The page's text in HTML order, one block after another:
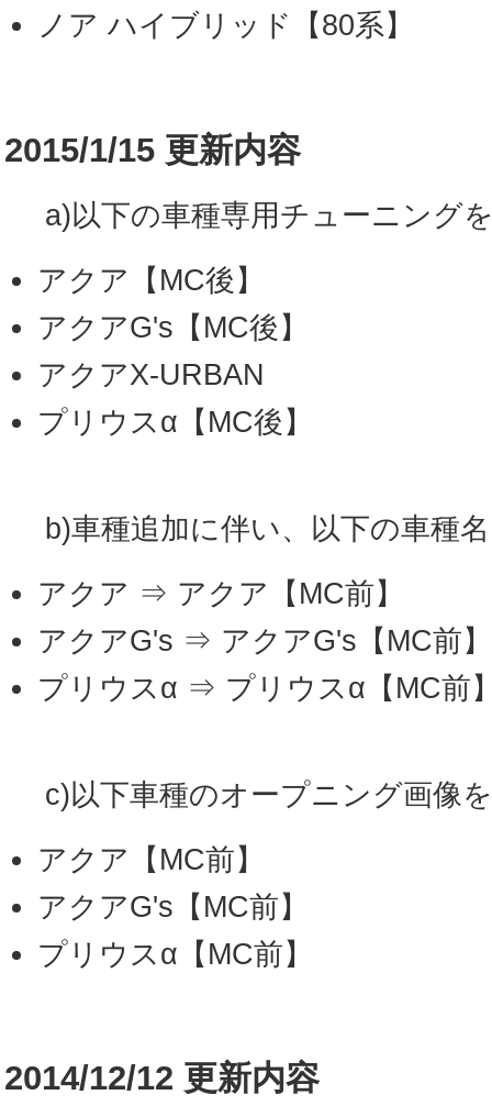
ノア ハイブリッド【80系】
2015/1/15 更新内容
a)以下の車種専用チューニング
アクア【MC後】
アクアG's【MC後】
アクアX-URBAN
プリウスα【MC後】
b)車種追加に伴い、以下の車種
アクア ⇒ アクア【MC前】
アクアG's ⇒ アクアG's【MC前】
プリウスα ⇒ プリウスα【MC前
c)以下車種のオープニング画像
アクア【MC前】
アクアG's【MC前】
プリウスα【MC前】
2014/12/12 更新内容